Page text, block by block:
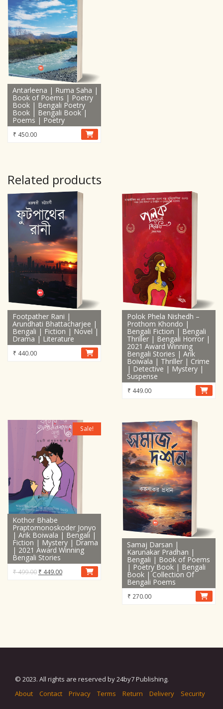
Antarleena | Ruma Saha |
Book of Poems | Poetry
Book | Bengali Poetry
Book | Bengali Book |
Poems | Poetry
₹ 450.00
Related products
Footpather Rani |
Arundhati Bhattacharjee |
Bengali | Fiction | Novel |
Drama | Literature
₹ 440.00
Polok Phela Nishedh –
Prothom Khondo |
Bengali Fiction | Bengali
Thriller | Bengali Horror |
2021 Award Winning
Bengali Stories | Arik
Boiwala | Thriller | Crime
| Detective | Mystery |
Suspense
₹ 449.00
Sale!
Kothor Bhabe
Praptomonoskoder Jonyo
| Arik Boiwala | Bengali |
Fiction | Mystery | Drama
| 2021 Award Winning
Bengali Stories
₹499.00 Original
₹ 449.00Current
Samaj Darsan |
Karunakar Pradhan |
Bengali | Book of Poems
| Poetry Book | Bengali
Book | Collection Of
Bengali Poems
₹ 270.00
© 2023. All rights are reserved by 24by7 Publishing.
About
Contact Privacy Terms Return Delivery Security